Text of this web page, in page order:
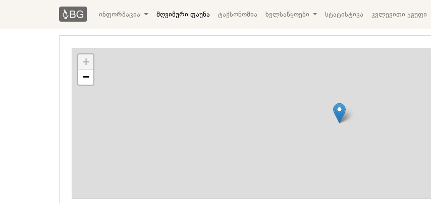
ინფორმაცია მღვიმური ფაუნა ტაქსონომია ხელსაწყოები სტატისტიკა კვლევითი ჯგუფი
+
−